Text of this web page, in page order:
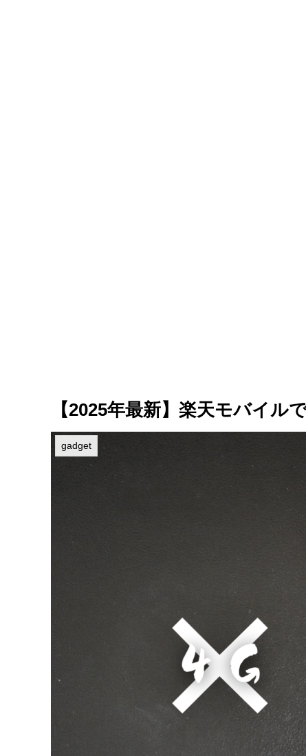
【2025年最新】楽天モバイル
gadget